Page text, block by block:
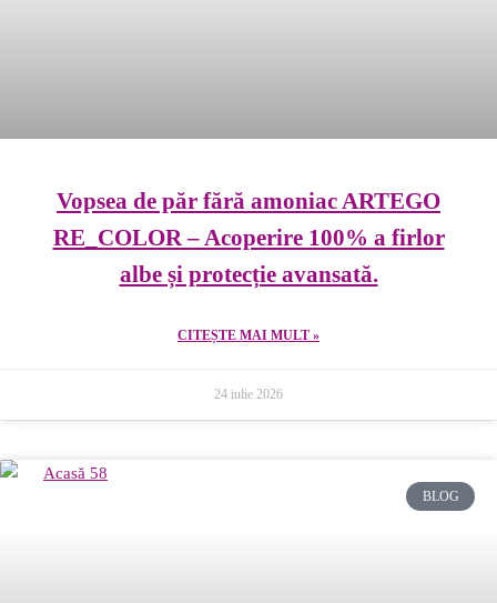
Vopsea de păr fără amoniac ARTEGO
RE_COLOR – Acoperire 100% a firlor
albe și protecție avansată.
CITEȘTE MAI MULT »
24 iulie 2026
BLOG